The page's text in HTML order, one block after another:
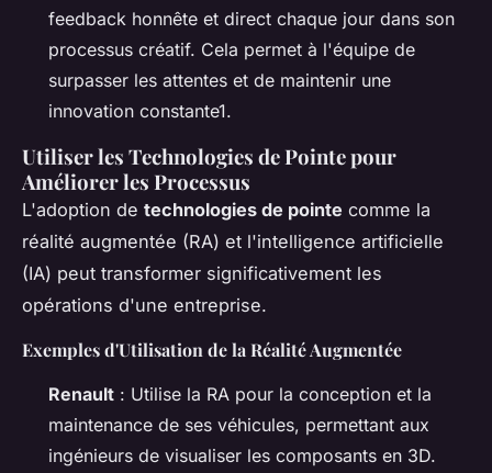
feedback honnête et direct chaque jour dans son
processus créatif. Cela permet à l'équipe de
surpasser les attentes et de maintenir une
innovation constante1.
Utiliser les Technologies de Pointe pour
Améliorer les Processus
L'adoption de technologies de pointe comme la
réalité augmentée (RA) et l'intelligence artificielle
(IA) peut transformer significativement les
opérations d'une entreprise.
Exemples d'Utilisation de la Réalité Augmentée
Renault : Utilise la RA pour la conception et la
maintenance de ses véhicules, permettant aux
ingénieurs de visualiser les composants en 3D.